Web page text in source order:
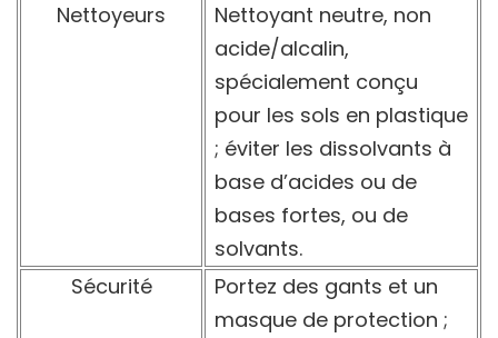
Nettoyeurs
Nettoyant neutre, non
acide/alcalin,
spécialement conçu
pour les sols en plastique
; éviter les dissolvants à
base d’acides ou de
bases fortes, ou de
solvants.
Sécurité
Portez des gants et un
masque de protection ;